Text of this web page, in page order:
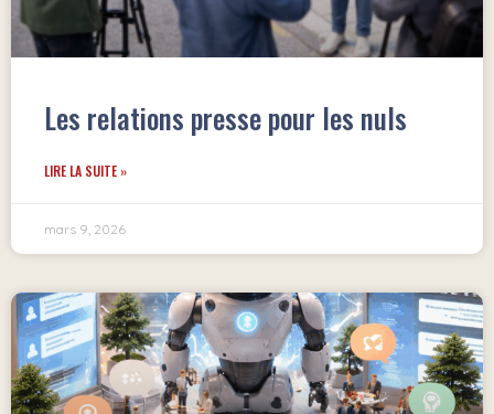
Les relations presse pour les nuls
LIRE LA SUITE »
mars 9, 2026